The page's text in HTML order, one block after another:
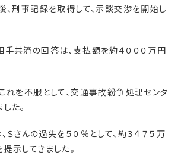
、刑事記録を取得して、示談交渉を開始し
共済の回答は、支払額を約４０００万円
れを不服として、交通事故紛争処理センタ
た。
Ｓさんの過失を５０％として、約３４７５万
示してきました。